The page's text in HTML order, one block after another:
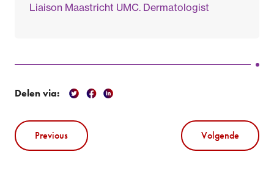
Liaison Maastricht UMC. Dermatologist
Delen via:
Previous Volgende